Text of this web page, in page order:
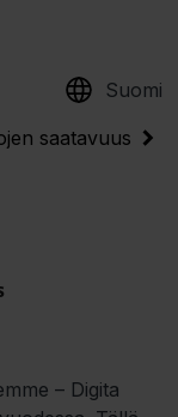
Suomi
English
saatavuus
– Digita